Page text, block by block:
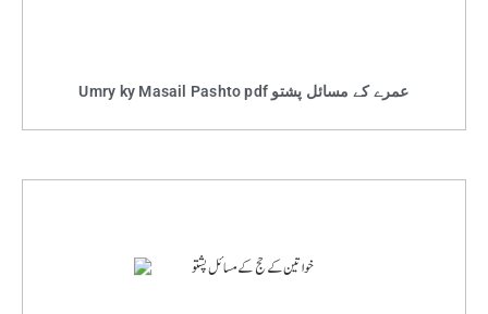
Umry ky Masail Pashto pdf عمرے کے مسائل پشتو